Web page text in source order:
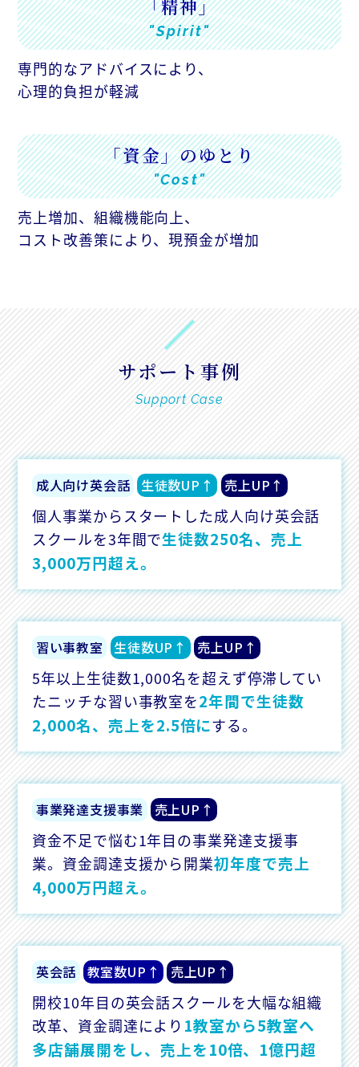
「精神」
"Spirit"
専門的なアドバイスにより、
心理的負担が軽減
「資金」のゆとり
"Cost"
売上増加、組織機能向上、
コスト改善策により、現預金が増加
サポート事例
Support Case
成人向け英会話 生徒数UP↑ 売上UP↑
個人事業からスタートした成人向け英会話
スクールを3年間で生徒数250名、売上
3,000万円超え。
習い事教室 生徒数UP↑ 売上UP↑
5年以上生徒数1,000名を超えず停滞してい
たニッチな習い事教室を2年間で生徒数
2,000名、売上を2.5倍にする。
事業発達支援事業 売上UP↑
資金不足で悩む1年目の事業発達支援事
業。資金調達支援から開業初年度で売上
4,000万円超え。
英会話 教室数UP↑ 売上UP↑
開校10年目の英会話スクールを大幅な組織
改革、資金調達により 1教室から5教室へ
多店舗展開をし、売上を10倍、1億円超